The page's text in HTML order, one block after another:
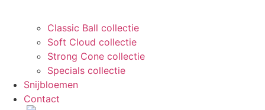
Classic Ball collectie
Soft Cloud collectie
Strong Cone collectie
Specials collectie
Snijbloemen
Contact